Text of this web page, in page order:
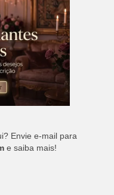
Envie e-mail para
e saiba mais!